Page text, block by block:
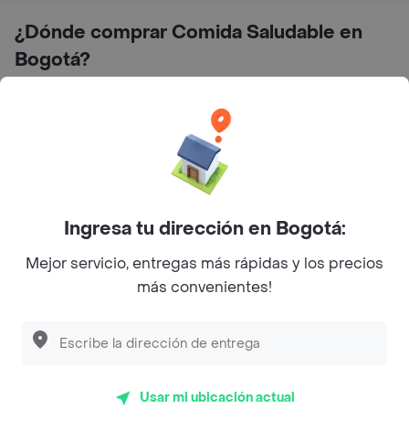
¿Dónde comprar Comida Saludable en
Bogotá?
Carrera 15 # 95-39 local 1 y 2
¿Cuál es la dirección de Pecado Natural?
Ingresa tu dirección en Bogotá:
Mejor servicio, entregas más rápidas y los precios
más convenientes!
Usar mi ubicación actual